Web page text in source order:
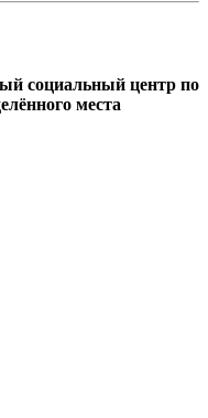
социальный центр по
места